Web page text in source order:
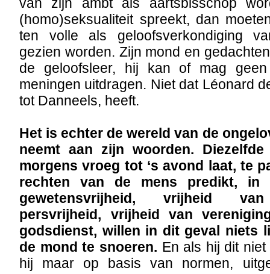
van zijn ambt als aartsbisschop
(homo)seksualiteit spreekt, dan
ten volle als geloofsverkondiging
gezien worden. Zijn mond en
de geloofsleer, hij kan of mag geen
meningen uitdragen. Niet dat Léonard
tot Danneels, heeft.
Het is echter de wereld van de
neemt aan zijn woorden.
morgens vroeg tot ‘s avond laat, te
rechten van de mens predikt, in
gewetensvrijheid, vrijheid van
persvrijheid, vrijheid van
godsdienst, willen in dit geval niets
de mond te snoeren. En als hij dit
hij maar op basis van normen,